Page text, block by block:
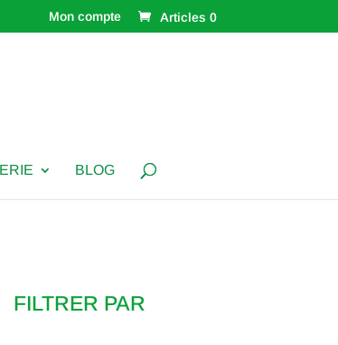
Mon compte Articles 0
BLOG
FILTRER PAR